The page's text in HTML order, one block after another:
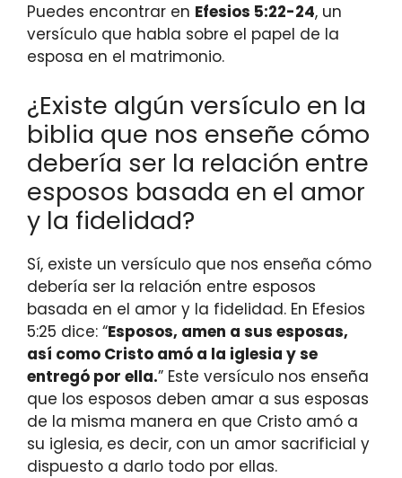
Puedes encontrar en Efesios 5:22-24, un
versículo que habla sobre el papel de la
esposa en el matrimonio.
¿Existe algún versículo en la
biblia que nos enseñe cómo
debería ser la relación entre
esposos basada en el amor
y la fidelidad?
Sí, existe un versículo que nos enseña cómo
debería ser la relación entre esposos
basada en el amor y la fidelidad. En Efesios
5:25 dice: “Esposos, amen a sus esposas,
así como Cristo amó a la iglesia y se
entregó por ella.” Este versículo nos enseña
que los esposos deben amar a sus esposas
de la misma manera en que Cristo amó a
su iglesia, es decir, con un amor sacrificial y
dispuesto a darlo todo por ellas.